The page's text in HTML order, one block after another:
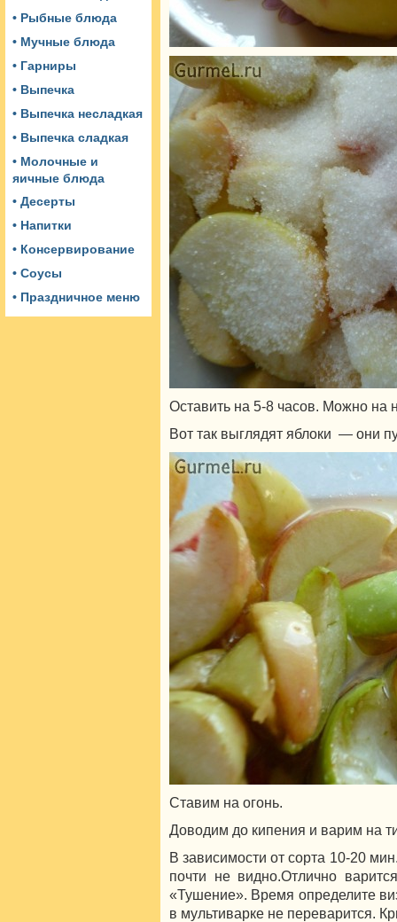
• Рыбные блюда
• Мучные блюда
• Гарниры
• Выпечка
• Выпечка несладкая
• Выпечка сладкая
• Молочные и
яичные блюда
• Десерты
• Напитки
• Консервирование
• Соусы
• Праздничное меню
Оставить на 5-8 часов. Можно на
Вот так выглядят яблоки — они
Ставим на огонь.
Доводим до кипения и варим на
В зависимости от сорта 10-20
почти не видно.Отлично
«Тушение». Время определите
в мультиварке не переварится.